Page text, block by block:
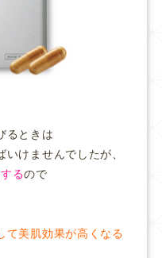
るときは
けませんでしたが、
るので
て美肌効果が高くなる